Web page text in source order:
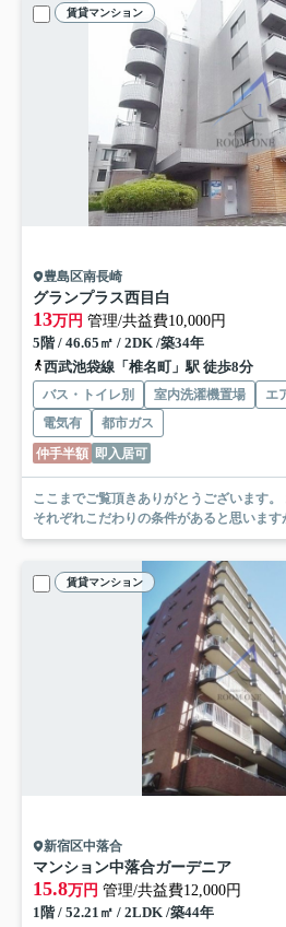
賃貸マンション
豊島区南長崎
グランプラス西目白
13万円 管理/共益費10,000円
5階 / 46.65㎡ / 2DK /築34年
西武池袋線「椎名町」駅 徒歩8分
バス・トイレ別 室内洗濯機置場 エ
電気有
都市ガス
仲手半額 即入居可
ここまでご覧頂きありがとうございます。 お部屋探しの際には、皆さま
それぞれこだわりの条件があると思います
賃貸マンション
新宿区中落合
マンション中落合ガーデニア
15.8万円 管理/共益費12,000円
1階 / 52.21㎡ / 2LDK /築44年